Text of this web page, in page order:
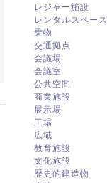
レジャー施設
レンタルスペース
乗物
交通拠点
会議場
会議室
公共空間
商業施設
展示場
工場
広域
教育施設
文化施設
歴史的建造物